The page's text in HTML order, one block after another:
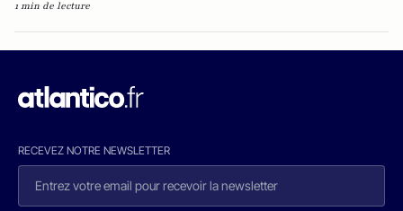
1 min de lecture
RECEVEZ NOTRE NEWSLETTER